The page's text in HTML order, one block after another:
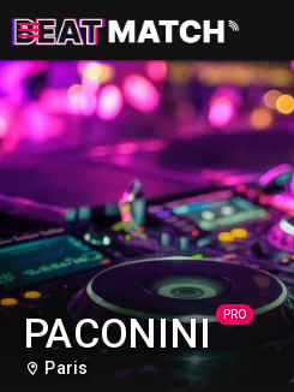
PACONINI PRO
Paris